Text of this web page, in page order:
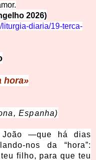
2026)
diaria/19-terca-
hora»
Espanha)
João —que há dias
nos da “hora”:
filho, para que teu